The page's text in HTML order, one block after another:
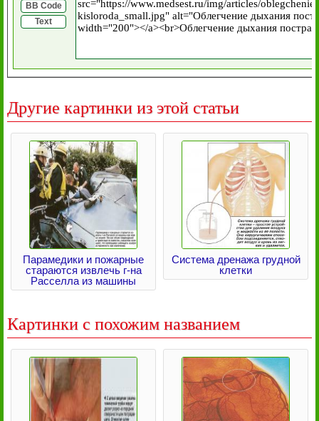
BB Code
Text
Другие картинки из этой статьи
Парамедики и пожарные
стараются извлечь г-на
Расселла из машины
Система дренажа грудной
клетки
Картинки с похожим названием